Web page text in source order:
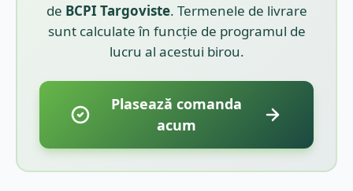
de BCPI Targoviste. Termenele de livrare
sunt calculate în funcție de programul de
lucru al acestui birou.
Plasează comanda
acum